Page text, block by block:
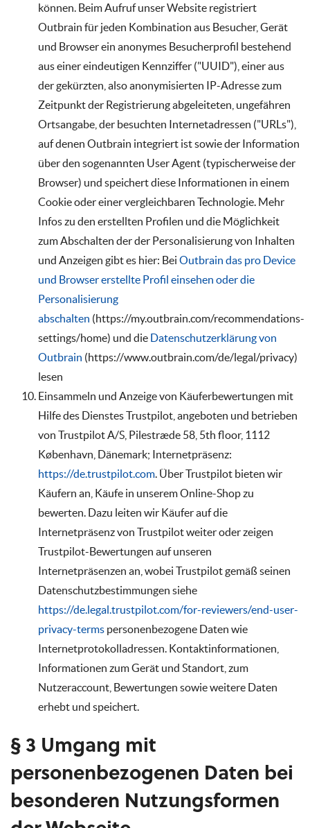
können. Beim Aufruf unser Website registriert
Outbrain für jeden Kombination aus Besucher, Gerät
und Browser ein anonymes Besucherprofil bestehend
aus einer eindeutigen Kennziffer ("UUID"), einer aus
der gekürzten, also anonymisierten IP-Adresse zum
Zeitpunkt der Registrierung abgeleiteten, ungefähren
Ortsangabe, der besuchten Internetadressen ("URLs"),
auf denen Outbrain integriert ist sowie der Information
über den sogenannten User Agent (typischerweise der
Browser) und speichert diese Informationen in einem
Cookie oder einer vergleichbaren Technologie. Mehr
Infos zu den erstellten Profilen und die Möglichkeit
zum Abschalten der der Personalisierung von Inhalten
und Anzeigen gibt es hier: Bei Outbrain das pro Device
und Browser erstellte Profil einsehen oder die
Personalisierung
abschalten (https://my.outbrain.com/recommendations-
settings/home) und die Datenschutzerklärung von
Outbrain (https://www.outbrain.com/de/legal/privacy)
lesen
Einsammeln und Anzeige von Käuferbewertungen mit
Hilfe des Dienstes Trustpilot, angeboten und betrieben
von Trustpilot A/S, Pilestræde 58, 5th floor, 1112
København, Dänemark; Internetpräsenz:
https://de.trustpilot.com. Über Trustpilot bieten wir
Käufern an, Käufe in unserem Online-Shop zu
bewerten. Dazu leiten wir Käufer auf die
Internetpräsenz von Trustpilot weiter oder zeigen
Trustpilot-Bewertungen auf unseren
Internetpräsenzen an, wobei Trustpilot gemäß seinen
Datenschutzbestimmungen siehe
https://de.legal.trustpilot.com/for-reviewers/end-user-
privacy-terms personenbezogene Daten wie
Internetprotokolladressen. Kontaktinformationen,
Informationen zum Gerät und Standort, zum
Nutzeraccount, Bewertungen sowie weitere Daten
erhebt und speichert.
§ 3 Umgang mit
personenbezogenen Daten bei
besonderen Nutzungsformen